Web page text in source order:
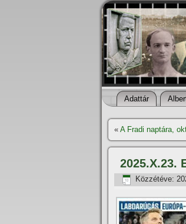
Adattár
« A Fradi naptára,
2025.X.23.
Közzétéve: